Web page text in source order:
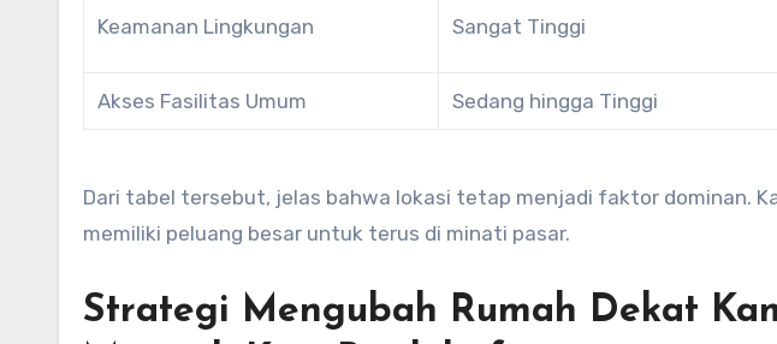
Keamanan Lingkungan Sangat Tinggi
Akses Fasilitas Umum Sedang hingga Tinggi
Dari tabel tersebut, jelas bahwa lokasi tetap menjadi faktor dominan.
memiliki peluang besar untuk terus di minati pasar.
Strategi Mengubah Rumah Dekat